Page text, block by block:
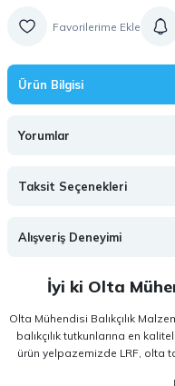
Ürün Bilgisi
Yorumlar
Taksit Seçenekleri
Alışveriş Deneyimi
İyi ki Olta
Olta Mühendisi Balıkçılık
balıkçılık tutkunlarına en
ürün yelpazemizde LRF, olta